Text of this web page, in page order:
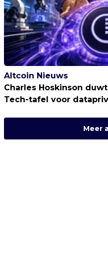
Altcoin Nieuws
Charles Hoskinson
Tech-tafel voor
Meer